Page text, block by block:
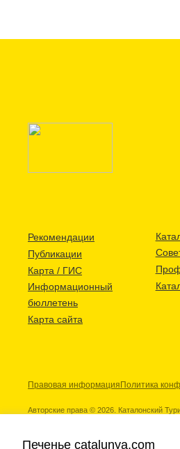
Рекомендации
Публикации
Карта / ГИС
Информационный
бюллетень
Карта сайта
Правовая информация Политика
Авторские права © 2026. Каталонский
Печенье catalunya.com